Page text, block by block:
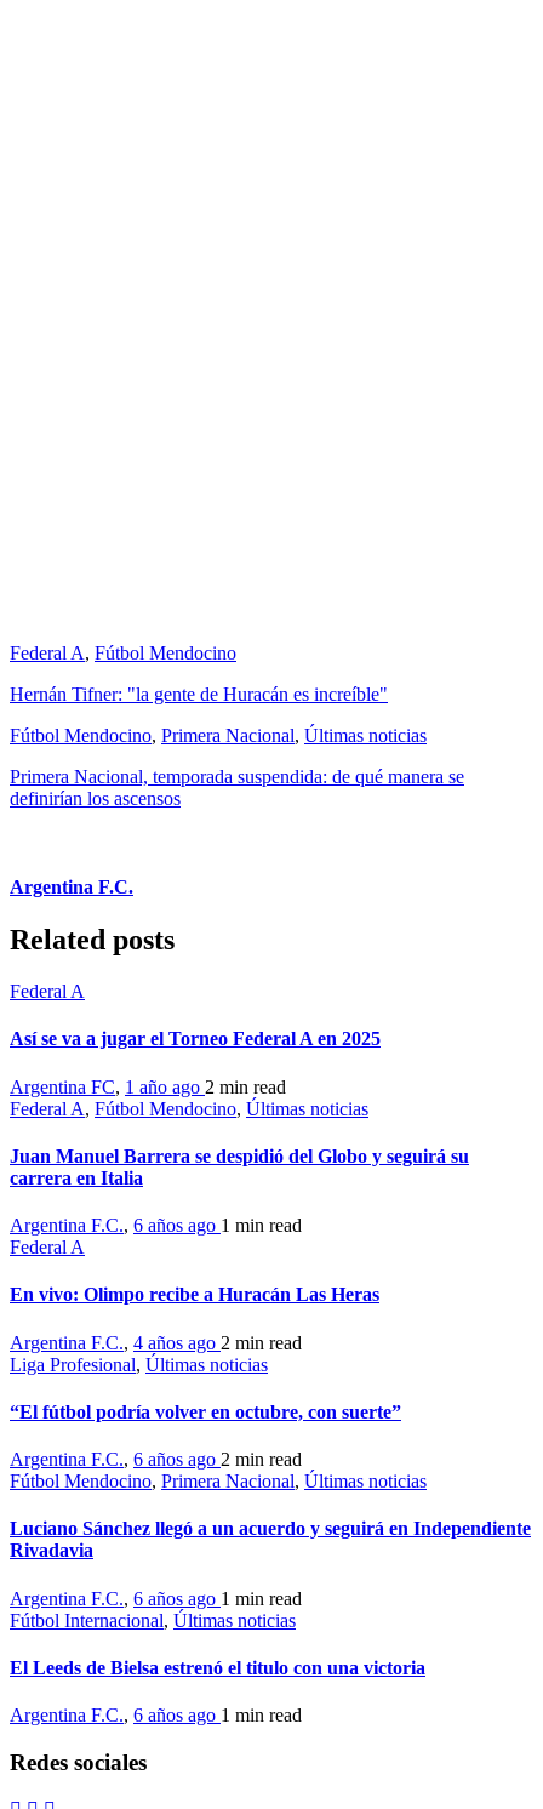
Federal A, Fútbol Mendocino
Hernán Tifner: "la gente de Huracán es increíble"
Fútbol Mendocino, Primera Nacional, Últimas noticias
Primera Nacional, temporada suspendida: de qué manera se
definirían los ascensos
Argentina F.C.
Related posts
Federal A
Así se va a jugar el Torneo Federal A en 2025
Argentina FC, 1 año ago 2 min read
Federal A, Fútbol Mendocino, Últimas noticias
Juan Manuel Barrera se despidió del Globo y seguirá su
carrera en Italia
Argentina F.C., 6 años ago 1 min read
Federal A
En vivo: Olimpo recibe a Huracán Las Heras
Argentina F.C., 4 años ago 2 min read
Liga Profesional, Últimas noticias
“El fútbol podría volver en octubre, con suerte”
Argentina F.C., 6 años ago 2 min read
Fútbol Mendocino, Primera Nacional, Últimas noticias
Luciano Sánchez llegó a un acuerdo y seguirá en Independiente
Rivadavia
Argentina F.C., 6 años ago 1 min read
Fútbol Internacional, Últimas noticias
El Leeds de Bielsa estrenó el titulo con una victoria
Argentina F.C., 6 años ago 1 min read
Redes sociales